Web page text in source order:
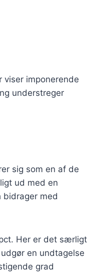
viser imponerende
understreger
sig som en af de
ud med en
bidrager med
Her er det særligt
en undtagelse
grad